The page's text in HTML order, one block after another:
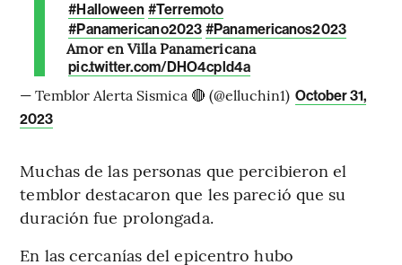
#Halloween #Terremoto
#Panamericano2023 #Panamericanos2023
Amor en Villa Panamericana
pic.twitter.com/DHO4cpld4a
— Temblor Alerta Sismica 🔴 (@elluchin1) October 31,
2023
Muchas de las personas que percibieron el
temblor destacaron que les pareció que su
duración fue prolongada.
En las cercanías del epicentro hubo